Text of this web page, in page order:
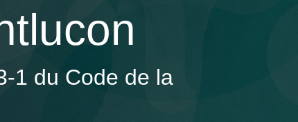
1 du Code de la